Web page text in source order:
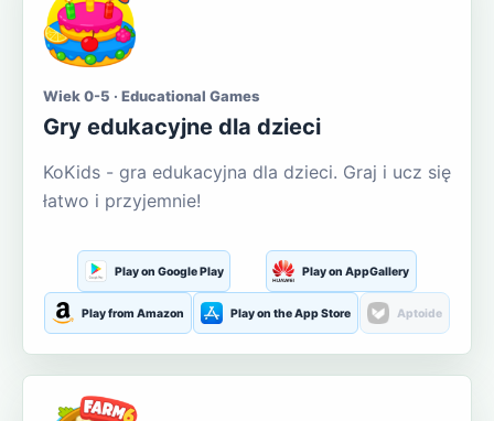
Wiek 0-5 · Educational Games
Gry edukacyjne dla dzieci
KoKids - gra edukacyjna dla dzieci. Graj i ucz się
łatwo i przyjemnie!
Play on Google Play Play on AppGallery
Play from Amazon Play on the App Store Aptoide